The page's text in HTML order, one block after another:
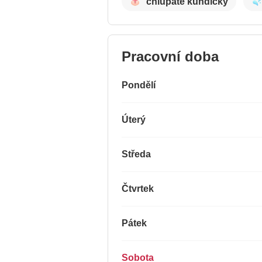
Pracovní doba
Pondělí
Úterý
Středa
Čtvrtek
Pátek
Sobota